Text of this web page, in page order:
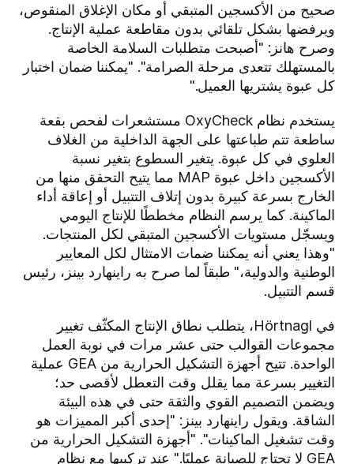
صحيح من الأكسجين المتبقي أو مكان الإغلاق المنقوص،
ويرفضها بشكل تلقائي بدون مقاطعة عملية الإنتاج.
وصرح هانز: "أصبحت متطلبات السلامة الخاصة
بالمستهلك تتعدى مرحلة الصرامة". "يمكننا ضمان اختبار
كل عبوة يشتريها العميل."
يستخدم نظام OxyCheck مستشعرات لفحص بقعة
ساطعة تتم طباعتها على الجهة الداخلية من الغلاف
العلوي في كل عبوة. يتغير السطوع بتغير نسبة
الأكسجين داخل عبوة MAP مما يتيح التحقق منها من
الخارج بسرعة كبيرة بدون إتلاف التتبيل أو إعاقة أداء
الماكينة. كما يرسم النظام مخططًا للإنتاج اليومي
ويسجّل مستويات الأكسجين المتبقي لكل المنتجات.
"وهذا يعني أنه يمكننا ضمات الامتثال لكل المعايير
الوطنية والدولية،" طبقاً لما صرح به راينهارد بينز، رئيس
قسم التتبيل.
في Hörtnagl، يتطلب نطاق الإنتاج المكثّف تغيير
مجموعات القوالب حتى عشر مرات في نوبة العمل
الواحدة. تتيح أجهزة التشكيل الحرارية من GEA عملية
التغيير بسرعة مما يقلل وقت التعطل لأقصى حد؛
ويضمن التصميم القوي والثقة حتى في هذه البيئة
الشاقة. ويقول راينهارد بينز: "إحدى أكبر المميزات هو
وقت تشغيل الماكينات". "أجهزة التشكيل الحرارية من
GEA لا تحتاج للصيانة عمليًا." عند تركيبها مع نظام